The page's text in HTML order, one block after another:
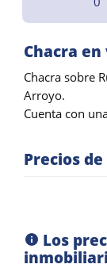
Chacra
Chacra sobre
Arroyo.
Cuenta con
Precios
Los